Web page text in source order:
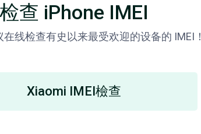
检查 iPhone IMEI
在线检查有史以来最受欢迎的设备的 IMEI！
Xiaomi IMEI檢查